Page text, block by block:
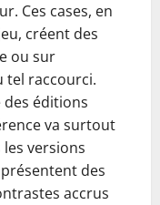
Ces cases, en
créent des
ou sur
tel raccourci.
des éditions
va surtout
versions
des
accrus